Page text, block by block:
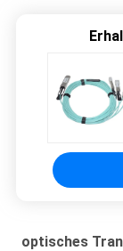
optisches